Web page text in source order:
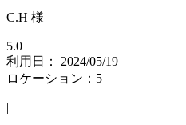
C.H 様
5.0
利用日： 2024/05/19
ロケーション：5
|